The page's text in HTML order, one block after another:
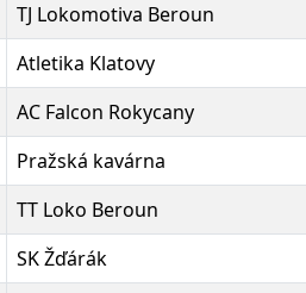
TJ Lokomotiva Beroun
Atletika Klatovy
AC Falcon Rokycany
Pražská kavárna
TT Loko Beroun
SK Žďárák